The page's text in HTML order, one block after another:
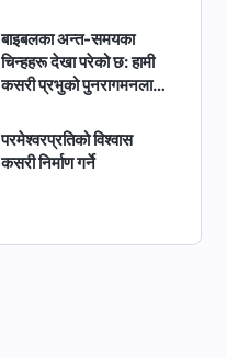
बाइबलका अन्त-समयका
चिन्हहरू देखा परेको छ: हामी
कसरी प्रभुको पुनरागमनलाई
परमेश्‍वरप्रतिको विश्‍वास
कसरी निर्माण गर्ने